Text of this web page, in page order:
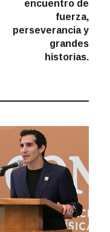
encuentro de
fuerza,
perseverancia y
grandes
historias.